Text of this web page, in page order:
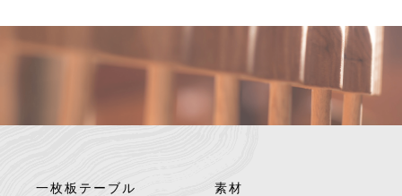
一枚板テーブル 素材